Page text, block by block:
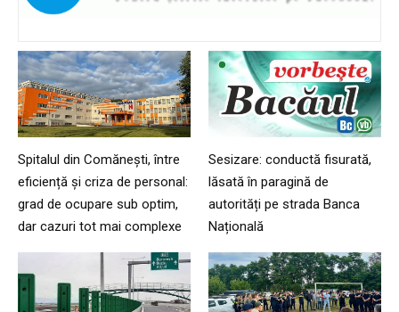
Spitalul din Comănești, între
eficiență și criza de personal:
grad de ocupare sub optim,
dar cazuri tot mai complexe
Sesizare: conductă fisurată,
lăsată în paragină de
autorități pe strada Banca
Națională